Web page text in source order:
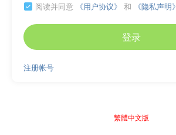
 阅读并同意 《用户协议》 和 《隐私声明》
登录
注册帐号
繁體中文版